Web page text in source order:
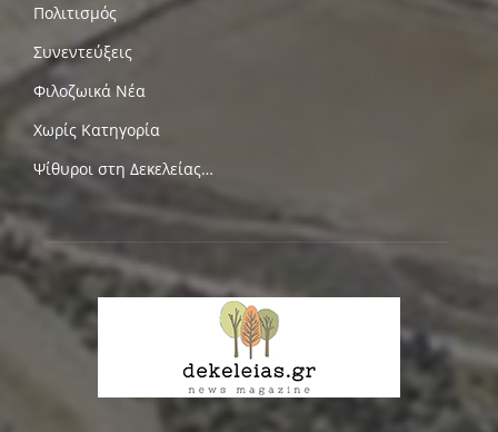
Πολιτισμός
Συνεντεύξεις
Φιλοζωικά Νέα
Χωρίς Κατηγορία
Ψίθυροι στη Δεκελείας…